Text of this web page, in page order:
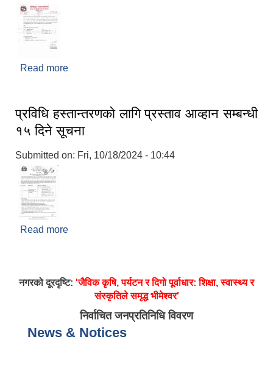
Read more
प्रविधि हस्तान्तरणको लागि प्रस्ताव आव्हान सम्बन्धी
१५ दिने सूचना
Submitted on: Fri, 10/18/2024 - 10:44
Read more
नगरको दूरदृष्टि: 'जैविक कृषि, पर्यटन र दिगो पूर्वाधार: शिक्षा, स्वास्थ्य र
संस्कृतिले समृद्ध भीमेश्वर'
निर्वाचित जनप्रतिनिधि विवरण
News & Notices